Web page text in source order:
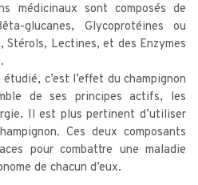
médicinaux sont composés de
glucanes, Glycoprotéines ou
Stérols, Lectines, et des Enzymes
c’est l’effet du champignon
de ses principes actifs, les
Il est plus pertinent d’utiliser
Ces deux composants
pour combattre une maladie
de chacun d’eux.